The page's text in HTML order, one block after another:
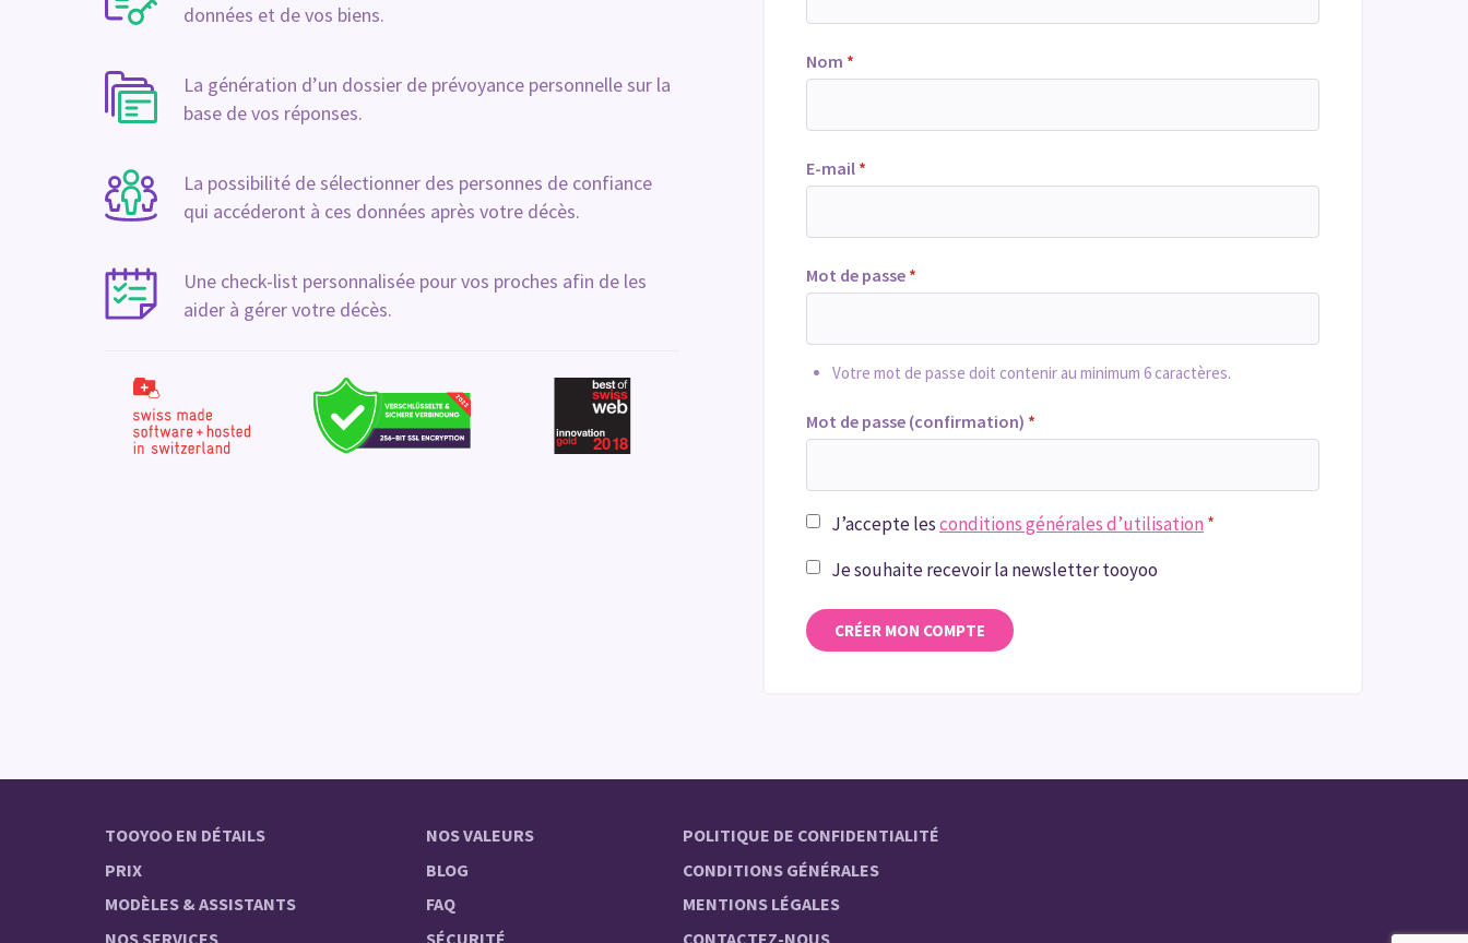
Nom *
E-mail *
Mot de passe *
Votre mot de passe doit contenir au minimum 6 caractères.
Mot de passe (confirmation) *
J’accepte lesconditions générales d’utilisation *
Je souhaite recevoir la newsletter tooyoo
CRÉER MON COMPTE
données et de vos biens.
La génération d’un dossier de prévoyance personnelle sur la
base de vos réponses.
La possibilité de sélectionner des personnes de confiance
qui accéderont à ces données après votre décès.
Une check-list personnalisée pour vos proches afin de les
aider à gérer votre décès.
TOOYOO EN DÉTAILS
PRIX
MODÈLES & ASSISTANTS
NOS SERVICES
NOS VALEURS
BLOG
FAQ
SÉCURITÉ
POLITIQUE DE CONFIDENTIALITÉ
CONDITIONS GÉNÉRALES
MENTIONS LÉGALES
CONTACTEZ-NOUS